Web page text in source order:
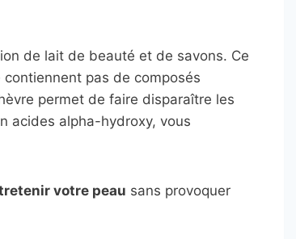
de lait de beauté et de savons. Ce
contiennent pas de composés
permet de faire disparaître les
acides alpha-hydroxy, vous
votre peau sans provoquer